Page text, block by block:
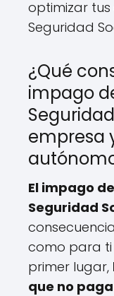
optimizar
Seguridad
¿Qué
impago
empresa
El impago
Seguridad
como para ti
primer lugar,
que no